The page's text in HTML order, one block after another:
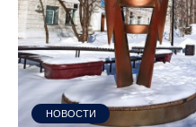
НОВОСТИ